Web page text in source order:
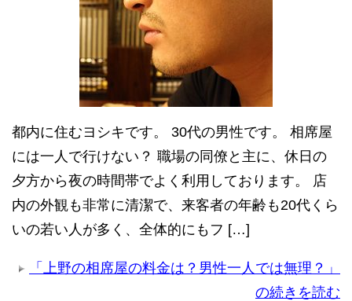
都内に住むヨシキです。 30代の男性です。 相席屋
には一人で行けない？ 職場の同僚と主に、休日の
夕方から夜の時間帯でよく利用しております。 店
内の外観も非常に清潔で、来客者の年齢も20代くら
いの若い人が多く、全体的にもフ […]
「上野の相席屋の料金は？男性一人では無理？」
の続きを読む